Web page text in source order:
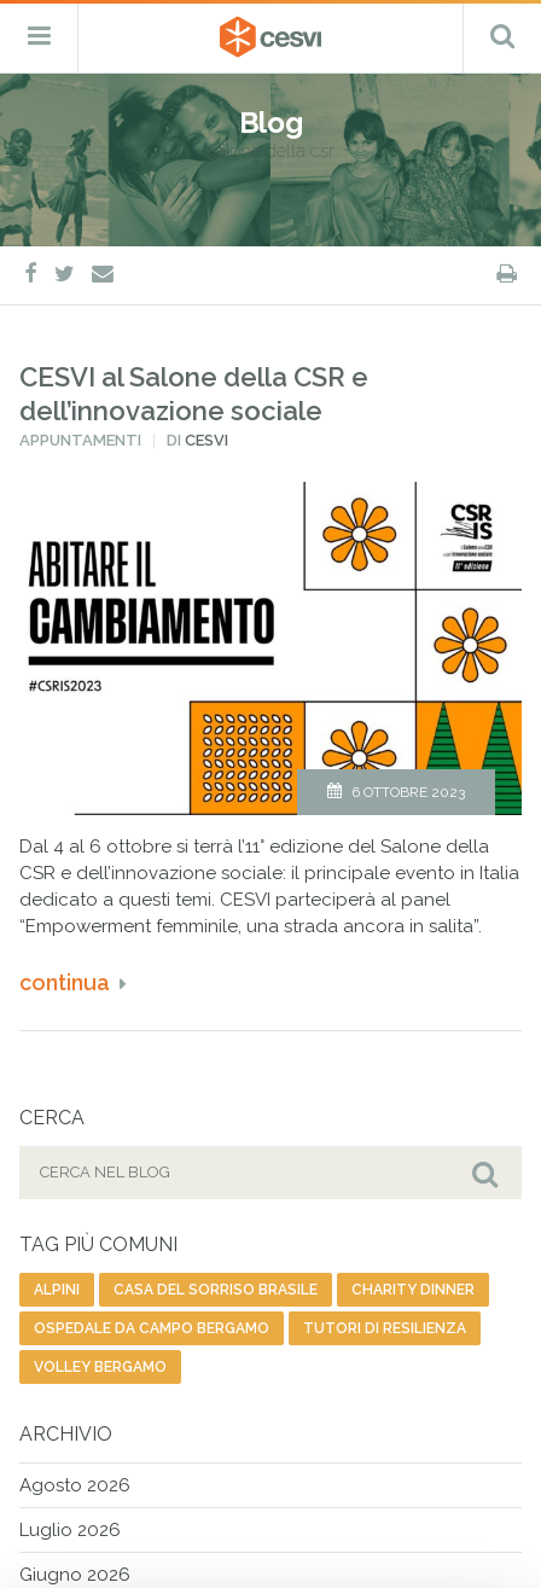
Salta
al
contenuto
CESVI
Fondazione
–
ETS
Cooperazione,
Emergenza
e
Sviluppo
Menu
Blog
salone della csr
facebook
twitter
e-
mail
CESVI al Salone della CSR e
dell’innovazione sociale
PUBBLICATO
APPUNTAMENTI DICESVI
6 OTTOBRE 2023
Dal 4 al 6 ottobre si terrà l’11° edizione del Salone della
CSR e dell’innovazione sociale: il principale evento in Italia
dedicato a questi temi. CESVI parteciperà al panel
“Empowerment femminile, una strada ancora in salita”.
continua
CERCA
TAG PIÙ COMUNI
ALPINI CASA DEL SORRISO BRASILE CHARITY DINNER
OSPEDALE DA CAMPO BERGAMO TUTORI DI RESILIENZA
VOLLEY BERGAMO
ARCHIVIO
Agosto 2026
Luglio 2026
Giugno 2026